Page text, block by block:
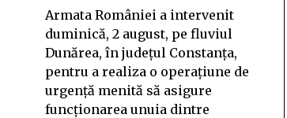
Armata României a intervenit
duminică, 2 august, pe fluviul
Dunărea, în județul Constanța,
pentru a realiza o operațiune de
urgență menită să asigure
funcționarea unuia dintre